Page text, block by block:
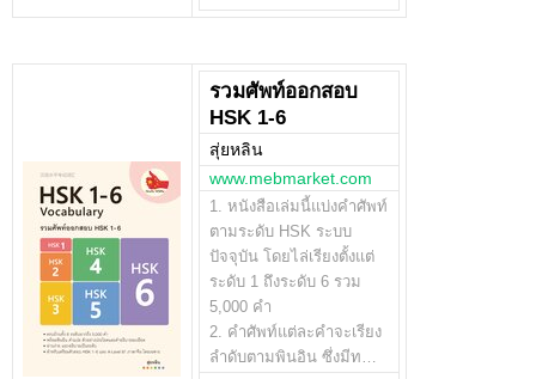
รวมศัพท์ออกสอบ
HSK 1-6
สุ่ยหลิน
www.mebmarket.com
1. หนังสือเล่มนี้แบ่งคำศัพท์
ตามระดับ HSK ระบบ
ปัจจุบัน โดยไล่เรียงตั้งแต่
ระดับ 1 ถึงระดับ 6 รวม
5,000 คำ
2. คำศัพท์แต่ละคำจะเรียง
ลำดับตามพินอิน ซึ่งมีท…